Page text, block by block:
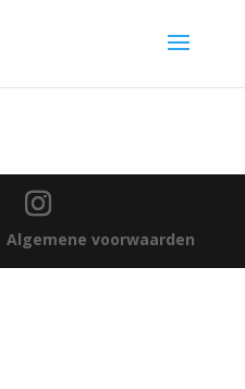
Algemene voorwaarden